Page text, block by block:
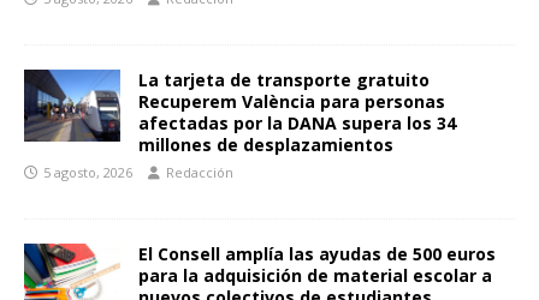
La tarjeta de transporte gratuito
Recuperem València para personas
afectadas por la DANA supera los 34
millones de desplazamientos
5 agosto, 2026 Redacción
El Consell amplía las ayudas de 500 euros
para la adquisición de material escolar a